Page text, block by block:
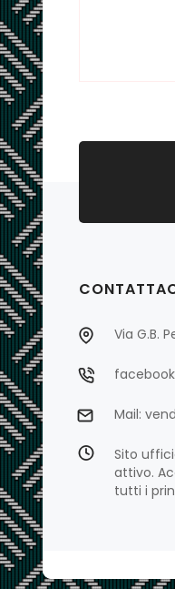
Via G.B.
Mail:
Sito
attivo.
tutti i